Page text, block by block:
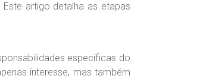
artigo detalha as etapas
específicas do
interesse, mas também